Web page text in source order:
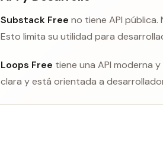
Substack Free no tiene API
Esto limita su utilidad para
Loops Free tiene una API moderna
clara y está orientada a